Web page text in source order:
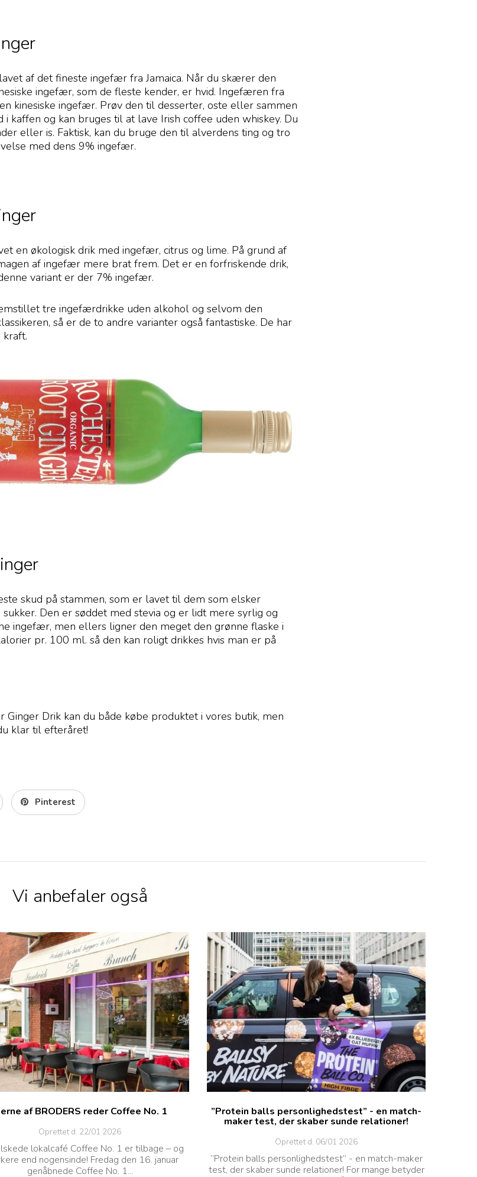
af det fineste ingefær fra Jamaica. Når du skærer den
ingefær, som de fleste kender, er hvid. Ingefæren fra
kinesiske ingefær. Prøv den til desserter, oste eller sammen
i kaffen og kan bruges til at lave Irish coffee uden whiskey. Du
eller is. Faktisk, kan du bruge den til alverdens ting og tro
med dens 9% ingefær.
en økologisk drik med ingefær, citrus og lime. På grund af
af ingefær mere brat frem. Det er en forfriskende drik,
variant er der 7% ingefær.
tre ingefærdrikke uden alkohol og selvom den
så er de to andre varianter også fantastiske. De har
kraft.
skud på stammen, som er lavet til dem som elsker
Den er søddet med stevia og er lidt mere syrlig og
ingefær, men ellers ligner den meget den grønne flaske i
pr. 100 ml. så den kan roligt drikkes hvis man er på
Ginger Drik kan du både købe produktet i vores butik, men
klar til efteråret!
Pinterest
Vi anbefaler også
af BRODERS reder Coffee No. 1
Oprettet d. 22/01 2026
lokalcafé Coffee No. 1 er tilbage – og
end nogensinde! Fredag den 16. januar
genåbnede Coffee No. 1...
”Protein balls personlighedstest” - en match-
maker test, der skaber sunde relationer!
Oprettet d. 06/01 2026
”Protein balls personlighedstest” - en match-maker
test, der skaber sunde relationer! For mange betyder